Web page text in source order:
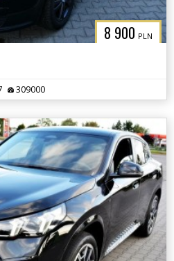
8 900 PLN
309000